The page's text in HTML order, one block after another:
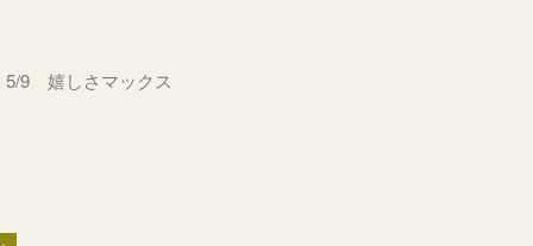
5/9 嬉しさマックス